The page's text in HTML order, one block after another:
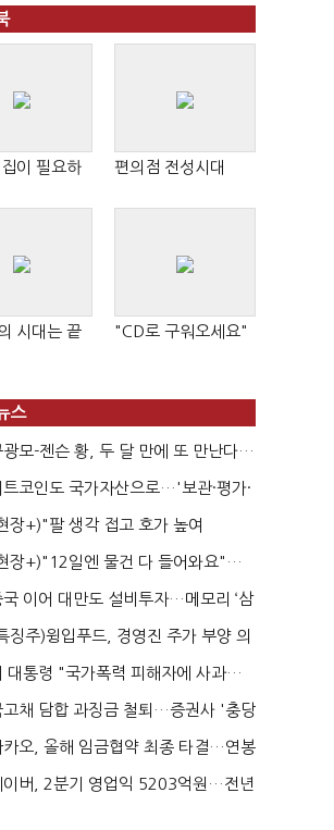
이 필요하
편의점 전성시대
시대는 끝
"CD로 구워오세요"
스
광모-젠슨 황, 두 달 만에 또 만난다…
봇·AI 등 논...
트코인도 국가자산으로…'보관·평가·
분' 기준은 ...
장+)"팔 생각 접고 호가 높여
"…'덜 똘똘한 한 채' 20...
장+)"12일엔 물건 다 들어와요"…
매대 채우며 문 연 ...
국 이어 대만도 설비투자…메모리 ‘삼
전쟁’
징주)윙입푸드, 경영진 주가 부양 의
에 상한가...
대통령 "국가폭력 피해자에 사과…
극적 조사로 진...
고채 담합 과징금 철퇴…증권사 '충당
폭탄' 우려...
카오, 올해 임금협약 최종 타결…연봉
인상·격려...
이버, 2분기 영업익 5203억원…전년